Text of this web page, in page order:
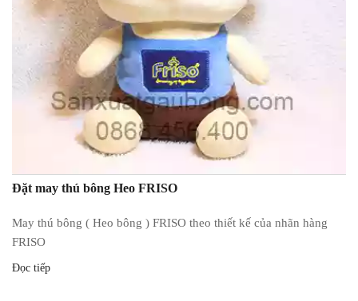
Đặt may thú bông Heo FRISO
May thú bông ( Heo bông ) FRISO theo thiết kế của nhãn hàng
FRISO
Đọc tiếp